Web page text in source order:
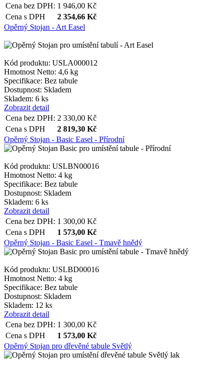
Cena bez DPH: 1 946,00 Kč
Cena s DPH
2 354,66 Kč
Opěrný Stojan - Art Easel
Kód produktu: USLA000012
Hmotnost Netto: 4,6 kg
Specifikace: Bez tabule
Dostupnost: Skladem
Skladem: 6 ks
Zobrazit detail
Cena bez DPH: 2 330,00 Kč
Cena s DPH
2 819,30 Kč
Opěrný Stojan - Basic Easel - Přírodní
Kód produktu: USLBN00016
Hmotnost Netto: 4 kg
Specifikace: Bez tabule
Dostupnost: Skladem
Skladem: 6 ks
Zobrazit detail
Cena bez DPH: 1 300,00 Kč
Cena s DPH
1 573,00 Kč
Opěrný Stojan - Basic Easel - Tmavě hnědý
Kód produktu: USLBD00016
Hmotnost Netto: 4 kg
Specifikace: Bez tabule
Dostupnost: Skladem
Skladem: 12 ks
Zobrazit detail
Cena bez DPH: 1 300,00 Kč
Cena s DPH
1 573,00 Kč
Opěrný Stojan pro dřevěné tabule Světlý